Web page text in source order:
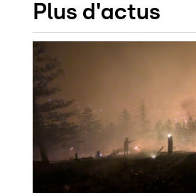
Plus d'actus